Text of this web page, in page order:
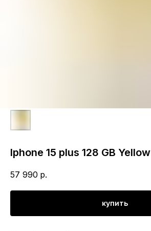
Iphone 15 plus 128 GB Yellow
57 990 р.
купить